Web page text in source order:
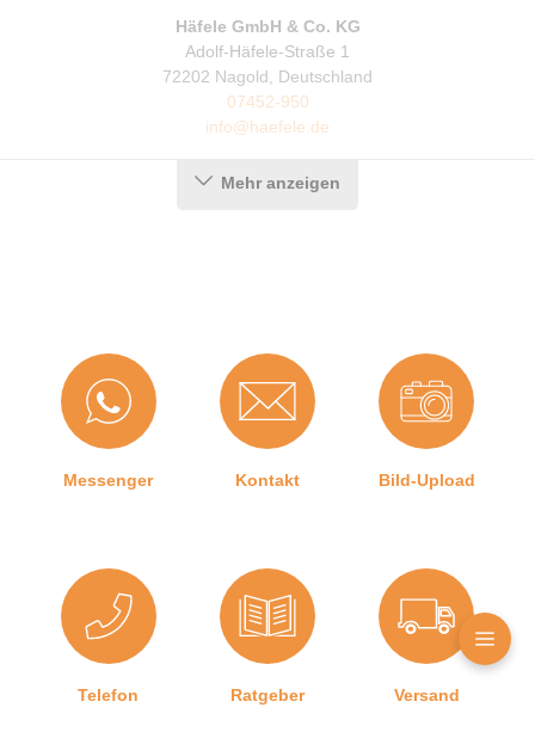
Häfele GmbH & Co. KG
Adolf-Häfele-Straße 1
72202 Nagold, Deutschland
07452-950
info@haefele.de
Mehr anzeigen
Messenger Kontakt Bild-Upload
Telefon Ratgeber Versand